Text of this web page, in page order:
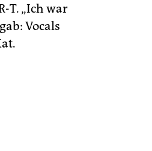
T. „Ich war
Vocals